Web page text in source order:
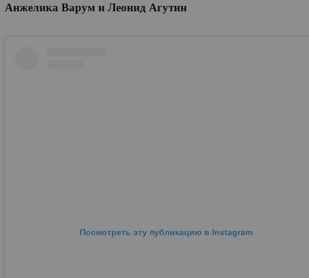
Анжелика Варум и Леонид Агутин
Посмотреть эту публикацию в Instagram